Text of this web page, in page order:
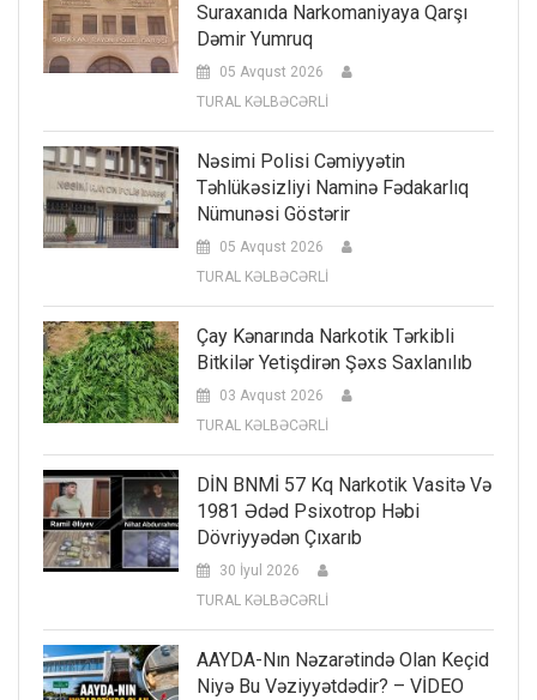
Suraxanıda Narkomaniyaya Qarşı
Dəmir Yumruq
05 Avqust 2026
TURAL KƏLBƏCƏRLİ
Nəsimi Polisi Cəmiyyətin
Təhlükəsizliyi Naminə Fədakarlıq
Nümunəsi Göstərir
05 Avqust 2026
TURAL KƏLBƏCƏRLİ
Çay Kənarında Narkotik Tərkibli
Bitkilər Yetişdirən Şəxs Saxlanılıb
03 Avqust 2026
TURAL KƏLBƏCƏRLİ
DİN BNMİ 57 Kq Narkotik Vasitə Və
1981 Ədəd Psixotrop Həbi
Dövriyyədən Çıxarıb
30 İyul 2026
TURAL KƏLBƏCƏRLİ
AAYDA-Nın Nəzarətində Olan Keçid
Niyə Bu Vəziyyətdədir? – VİDEO